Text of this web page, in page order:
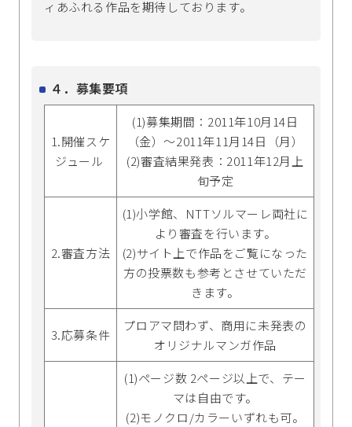
ィあふれる作品を期待しております。
４．募集要項
1.開催スケ
ジュール
(1)募集期間：2011年10月14日
（金）～2011年11月14日（月）
(2)審査結果発表：2011年12月上
旬予定
2.審査方法
(1)小学館、NTTソルマーレ両社に
より審査を行います。
(2)サイト上で作品をご覧になった
方の投票数も参考とさせていただ
きます。
3.応募条件
プロアマ問わず、商用に未発表の
オリジナルマンガ作品
(1)ページ数 2ページ以上で、テー
マは自由です。
(2)モノクロ/カラーいずれも可。